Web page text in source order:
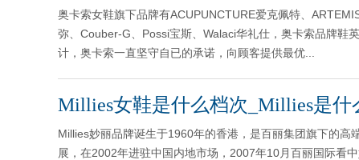
奥卡索女鞋旗下品牌有ACUPUNCTURE爱克佩特、
弥、Couber-G、Possi宝斯、Walaci华礼仕，奥卡索品牌鞋
计，奥卡索一直坚守自已的承诺，向顾客提供最优...
Millies女鞋是什么档次_Millies是什
Millies妙丽品牌诞生于1960年的香港，是百丽集团旗下的
展，在2002年进驻中国内地市场，2007年10月百丽国际看